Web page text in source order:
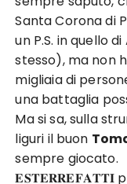
Santa Corona di
un P.S. in quello
stesso), ma non
migliaia di
una battaglia
Ma si sa, sulla
liguri il buon
sempre giocato.
𝐄𝐒𝐓𝐄𝐑𝐑𝐄𝐅𝐀𝐓𝐓𝐈